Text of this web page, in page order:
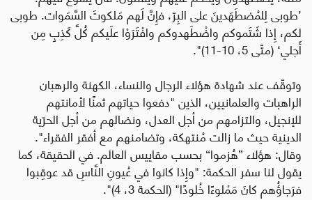
’طوبى لِلمُضطَهَدينَ على البِرّ، فإِنَّ لَهم مَلكوتَ السَّمَوات. طوبى
لكم، إِذا شَتَموكم واضْطَهدوكم وافْتَرَوْا علَيكم كُلَّ كَذِبٍ مِن
أَجلي‘ (متّى 5، 10-11)".
وتوقّف عند شهادة هؤلاء الرجال والنساء، الكهنة والرهبان
الراهبات والعلمانيين، الذين "دفعوا حياتهم ثمنًا لأمانتهم
للإنجيل، والتزامهم من أجل العدل، ونضالهم من أجل الحرّية
الدينية حيث ما زالت مُنتهكة، وتضامنهم مع أفقر الفقراء".
وقال: هؤلاء ”هُزموا“ بحسب مقاييس العالم. في الحقيقة، كما
يقول لنا سفر الحكمة: "وإِذا كانوا في عُيونِ النَّاسِ قد عوقِبوا
فرَجاؤُهم كانَ مَمْلوءًا خُلودًا" (الحكمة 3، 4)".